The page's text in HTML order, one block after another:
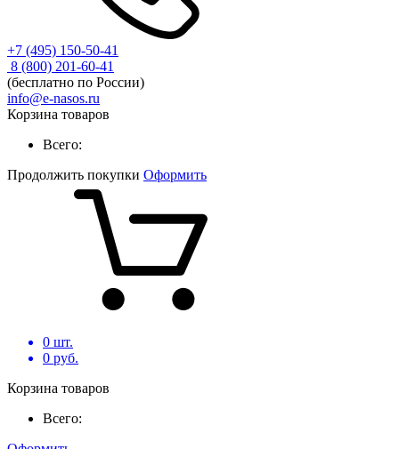
+7 (495) 150-50-41
8 (800) 201-60-41
(бесплатно по России)
info@e-nasos.ru
Корзина товаров
Всего:
Продолжить покупки Оформить
0 шт.
0 руб.
Корзина товаров
Всего: